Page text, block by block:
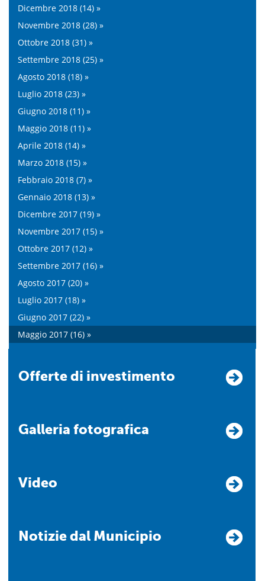
Dicembre 2018 (14) »
Novembre 2018 (28) »
Ottobre 2018 (31) »
Settembre 2018 (25) »
Agosto 2018 (18) »
Luglio 2018 (23) »
Giugno 2018 (11) »
Maggio 2018 (11) »
Aprile 2018 (14) »
Marzo 2018 (15) »
Febbraio 2018 (7) »
Gennaio 2018 (13) »
Dicembre 2017 (19) »
Novembre 2017 (15) »
Ottobre 2017 (12) »
Settembre 2017 (16) »
Agosto 2017 (20) »
Luglio 2017 (18) »
Giugno 2017 (22) »
Maggio 2017 (16) »
Offerte di investimento
Galleria fotografica
Video
Notizie dal Municipio